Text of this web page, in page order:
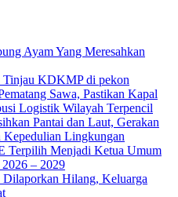
Ayam Yang Meresahkan
Tinjau KDKMP di pekon
Sawa, Pastikan Kapal
Logistik Wilayah Terpencil
Pantai dan Laut, Gerakan
Lingkungan
Menjadi Ketua Umum
– 2029
Dilaporkan Hilang, Keluarga